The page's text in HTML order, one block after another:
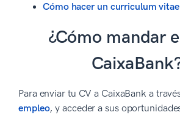
Cómo hacer un curriculum vitae
¿Cómo mandar
Para enviar tu CV a CaixaBank a
empleo, y acceder a sus